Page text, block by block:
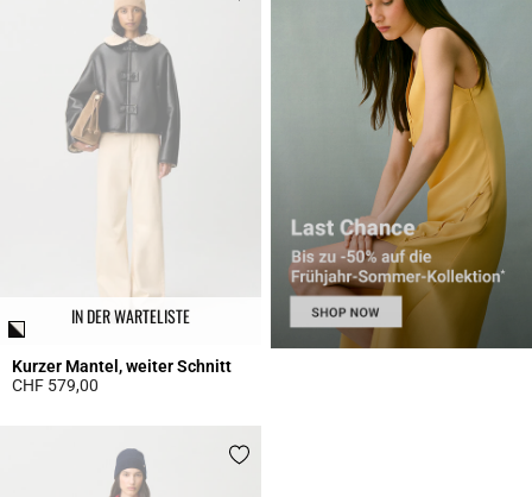
IN DER WARTELISTE
Kurzer Mantel, weiter Schnitt
CHF 579,00